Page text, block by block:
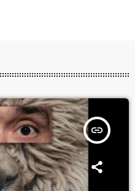
insert_link